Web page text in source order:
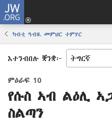
JW.ORG
ካብቲ ዓብዪ መምህር ተምሃር
እተንብበሉ ቛንቋ፦
ምዕራፍ 10
የሱስ ኣብ ልዕሊ
ስልጣን